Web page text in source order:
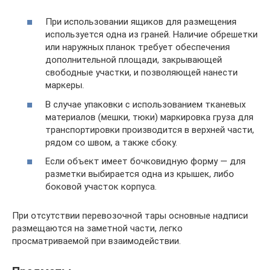
При использовании ящиков для размещения
используется одна из граней. Наличие обрешетки
или наружных планок требует обеспечения
дополнительной площади, закрывающей
свободные участки, и позволяющей нанести
маркеры.
В случае упаковки с использованием тканевых
материалов (мешки, тюки) маркировка груза для
транспортировки производится в верхней части,
рядом со швом, а также сбоку.
Если объект имеет бочковидную форму — для
разметки выбирается одна из крышек, либо
боковой участок корпуса.
При отсутствии перевозочной тары основные надписи
размещаются на заметной части, легко
просматриваемой при взаимодействии.